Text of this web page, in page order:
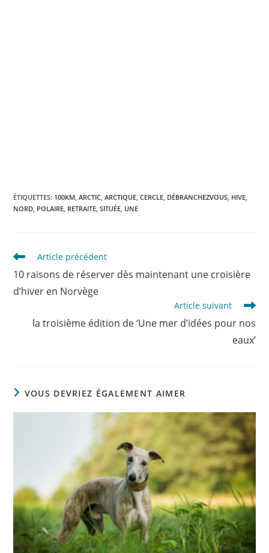
ÉTIQUETTES: 100KM, ARCTIC, ARCTIQUE, CERCLE, DÉBRANCHEZVOUS, HIVE,
NORD, POLAIRE, RETRAITE, SITUÉE, UNE
Read
articles
Article précédent
10 raisons de réserver dès maintenant une croisière
d’hiver en Norvège
Article suivant
la troisième édition de ‘Une mer d’idées pour nos
eaux’
VOUS DEVRIEZ ÉGALEMENT AIMER